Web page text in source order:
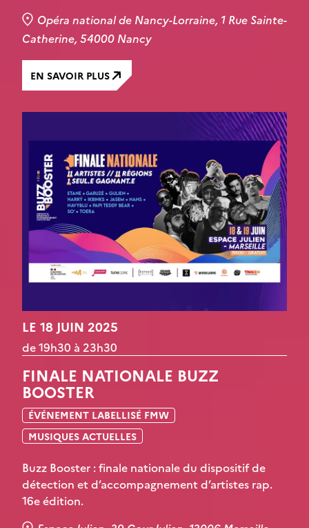
Opéra national de Nancy-Lorraine, 1 Rue Sainte-
Catherine, 54000 Nancy
EN SAVOIR PLUS
LE 18 JUIN 2025
de 19h30 à 23h30
FINALE NATIONALE BUZZ
BOOSTER
ÉVÉNEMENT LABELLISÉ FMW
MUSIQUES ACTUELLES
Buzz Booster : finale nationale du dispositif de
détection et d’accompagnement d’artistes rap.
16e édition.